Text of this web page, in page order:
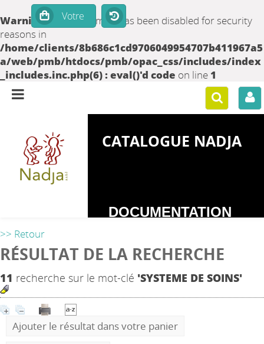
Warning: set_time_limit() has been disabled for security
reasons in
/home/clients/8b686c1cd9706049954707b411967a5
a/web/pmb/htdocs/pmb/opac_css/includes/index
_includes.inc.php(6) : eval()'d code on line 1
CATALOGUE NADJA
DOCUMENTATION
DEPENDANCES
>> Retour
RÉSULTAT DE LA RECHERCHE
11 recherche sur le mot-clé 'SYSTEME DE SOINS'
Ajouter le résultat dans votre panier